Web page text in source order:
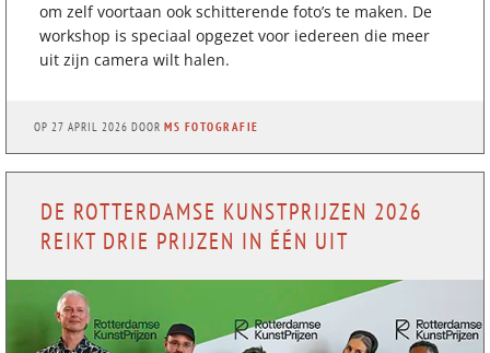
om zelf voortaan ook schitterende foto’s te maken. De
workshop is speciaal opgezet voor iedereen die meer
uit zijn camera wilt halen.
OP27 APRIL 2026 DOORMS FOTOGRAFIE
DE ROTTERDAMSE KUNSTPRIJZEN 2026
REIKT DRIE PRIJZEN IN ÉÉN UIT